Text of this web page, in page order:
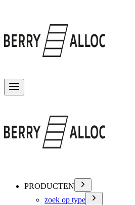
PRODUCTEN
zoek op type